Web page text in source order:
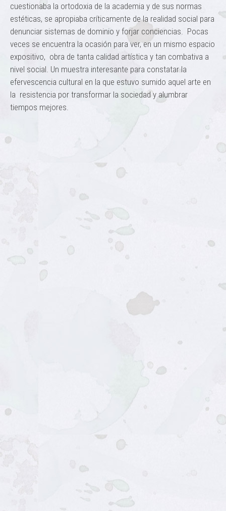
cuestionaba la ortodoxia de la academia y de sus normas
estéticas, se apropiaba críticamente de la realidad social para
denunciar sistemas de dominio y forjar conciencias. Pocas
veces se encuentra la ocasión para ver, en un mismo espacio
expositivo, obra de tanta calidad artística y tan combativa a
nivel social. Un muestra interesante para constatar la
efervescencia cultural en la que estuvo sumido aquel arte en
la resistencia por transformar la sociedad y alumbrar
tiempos mejores.